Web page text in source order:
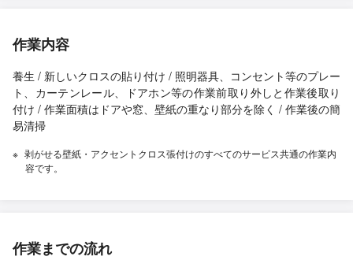
作業内容
養生 / 新しいクロスの貼り付け / 照明器具、コンセント等のプレー
ト、カーテンレール、ドアホン等の作業前取り外しと作業後取り
付け / 作業面積はドアや窓、壁紙の重なり部分を除く / 作業後の簡
易清掃
剥がせる壁紙・アクセントクロス張付けのすべてのサービス共通の作業内
容です。
作業までの流れ